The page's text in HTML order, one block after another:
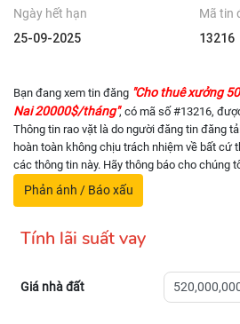
Ngày hết hạn
25-09-2025
Mã tin
13216
Bạn đang xem tin đăng "Cho thuê xưởng
Nai 20000$/tháng", có mã số #13216,
Thông tin rao vặt là do người đăng tin đăng
hoàn toàn không chịu trách nhiệm về bất cứ
các thông tin này. Hãy thông báo cho chúng
Phản ánh / Báo xấu
Tính lãi suất vay
Giá nhà đất